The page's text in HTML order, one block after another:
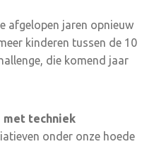
afgelopen jaren opnieuw
kinderen tussen de 10
die komend jaar
met techniek
onder onze hoede